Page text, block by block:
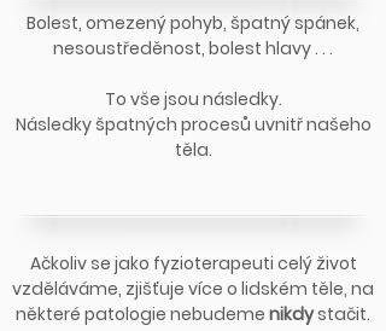
Bolest, omezený pohyb, špatný spánek,
nesoustředěnost, bolest hlavy . . .
To vše jsou následky.
Následky špatných procesů uvnitř našeho
těla.
Ačkoliv se jako fyzioterapeuti celý život
vzděláváme, zjišťuje více o lidském těle, na
některé patologie nebudeme nikdystačit.